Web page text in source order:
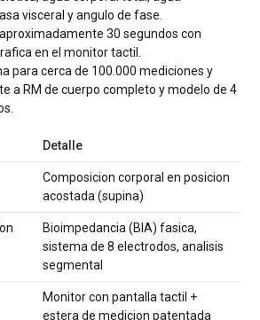
visceral y angulo de fase.
30 segundos con
en el monitor tactil.
para cerca de 100.000 mediciones y
a RM de cuerpo completo y modelo de 4
Detalle
Composicion corporal en posicion
acostada (supina)
Bioimpedancia (BIA) fasica,
sistema de 8 electrodos, analisis
segmental
Monitor con pantalla tactil +
estera de medicion patentada